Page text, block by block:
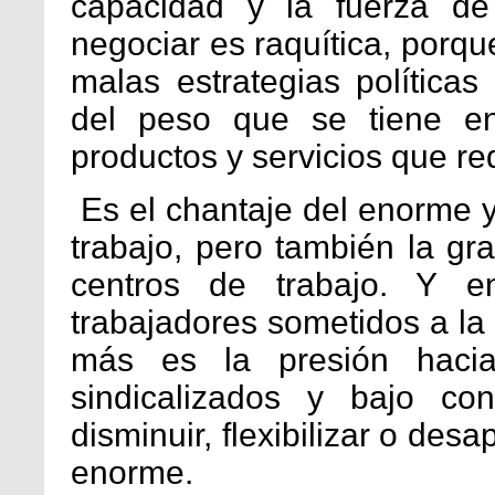
negociar es raquítica,
malas estrategias
del peso que se tiene
productos y servicios que
Es el chantaje del enorme
trabajo, pero también la
centros de trabajo. Y
trabajadores sometidos a
más es la presión
sindicalizados y bajo
disminuir, flexibilizar o
enorme.